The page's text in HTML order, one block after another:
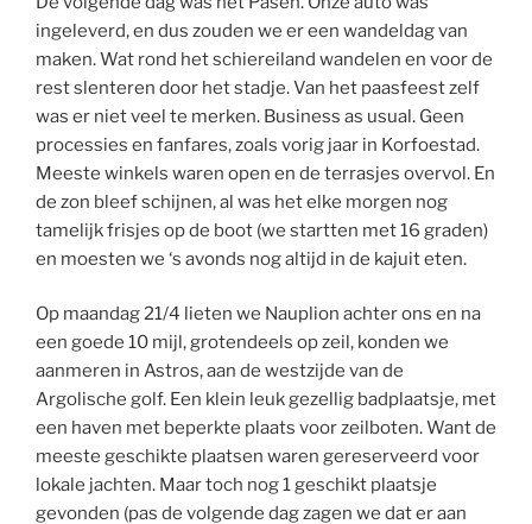
ingeleverd, en dus zouden we er een wandeldag van
maken. Wat rond het schiereiland wandelen en voor de
rest slenteren door het stadje. Van het paasfeest zelf
was er niet veel te merken. Business as usual. Geen
processies en fanfares, zoals vorig jaar in Korfoestad.
Meeste winkels waren open en de terrasjes overvol. En
de zon bleef schijnen, al was het elke morgen nog
tamelijk frisjes op de boot (we startten met 16 graden)
en moesten we ‘s avonds nog altijd in de kajuit eten.
Op maandag 21/4 lieten we Nauplion achter ons en na
een goede 10 mijl, grotendeels op zeil, konden we
aanmeren in Astros, aan de westzijde van de
Argolische golf. Een klein leuk gezellig badplaatsje, met
een haven met beperkte plaats voor zeilboten. Want de
meeste geschikte plaatsen waren gereserveerd voor
lokale jachten. Maar toch nog 1 geschikt plaatsje
gevonden (pas de volgende dag zagen we dat er aan